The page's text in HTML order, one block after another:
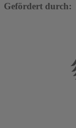
Gefördert durch: